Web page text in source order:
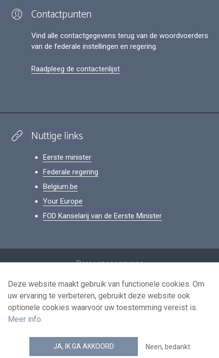
Contactpunten
Vind alle contactgegevens terug van de woordvoerders
van de federale instellingen en regering.
Raadpleeg de contactenlijst
Nuttige links
Eerste minister
Federale regering
Belgium.be
Your Europe
FOD Kanselarij van de Eerste Minister
Persoonsgegevens
Voorwaarden voor het hergebruik
Contacteer ons
news.belgium RSS feed
Deze website maakt gebruik van functionele cookies. Om
uw ervaring te verbeteren, gebruikt deze website ook
optionele cookies waarvoor uw toestemming vereist is.
Meer info.
JA, IK GA AKKOORD Neen, bedankt